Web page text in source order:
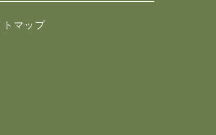
トマップ